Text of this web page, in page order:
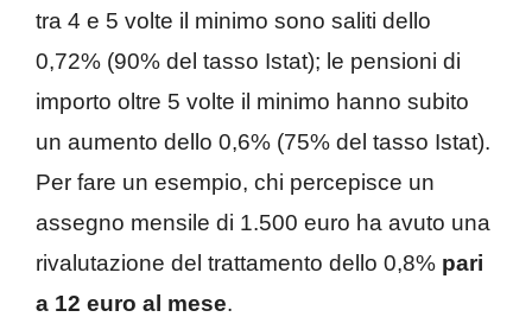
tra 4 e 5 volte il minimo sono saliti dello
0,72% (90% del tasso Istat); le pensioni di
importo oltre 5 volte il minimo hanno subito
un aumento dello 0,6% (75% del tasso Istat).
Per fare un esempio, chi percepisce un
assegno mensile di 1.500 euro ha avuto una
rivalutazione del trattamento dello 0,8% pari
a 12 euro al mese.